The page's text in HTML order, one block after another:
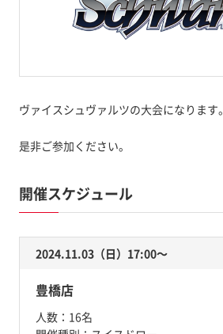
ヴァイスシュヴァルツの大会になります。
是非ご参加ください。
開催スケジュール
2024.11.03（日）17:00〜
豊橋店
人数： 16名